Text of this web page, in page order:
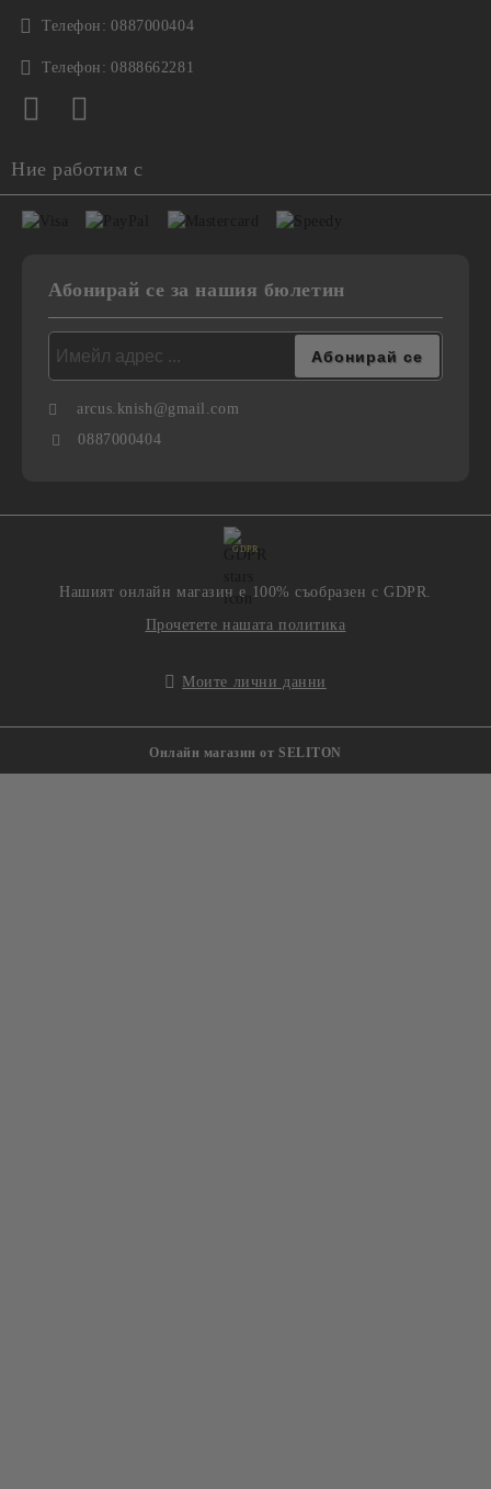
Телефон: 0887000404
Телефон: 0888662281
Ние работим с
Абонирай се за нашия бюлетин
arcus.knish@gmail.com
0887000404
GDPR
Нашият онлайн магазин е 100% съобразен с GDPR.
Прочетете нашата политика
Моите лични данни
Онлайн магазин от SELITON